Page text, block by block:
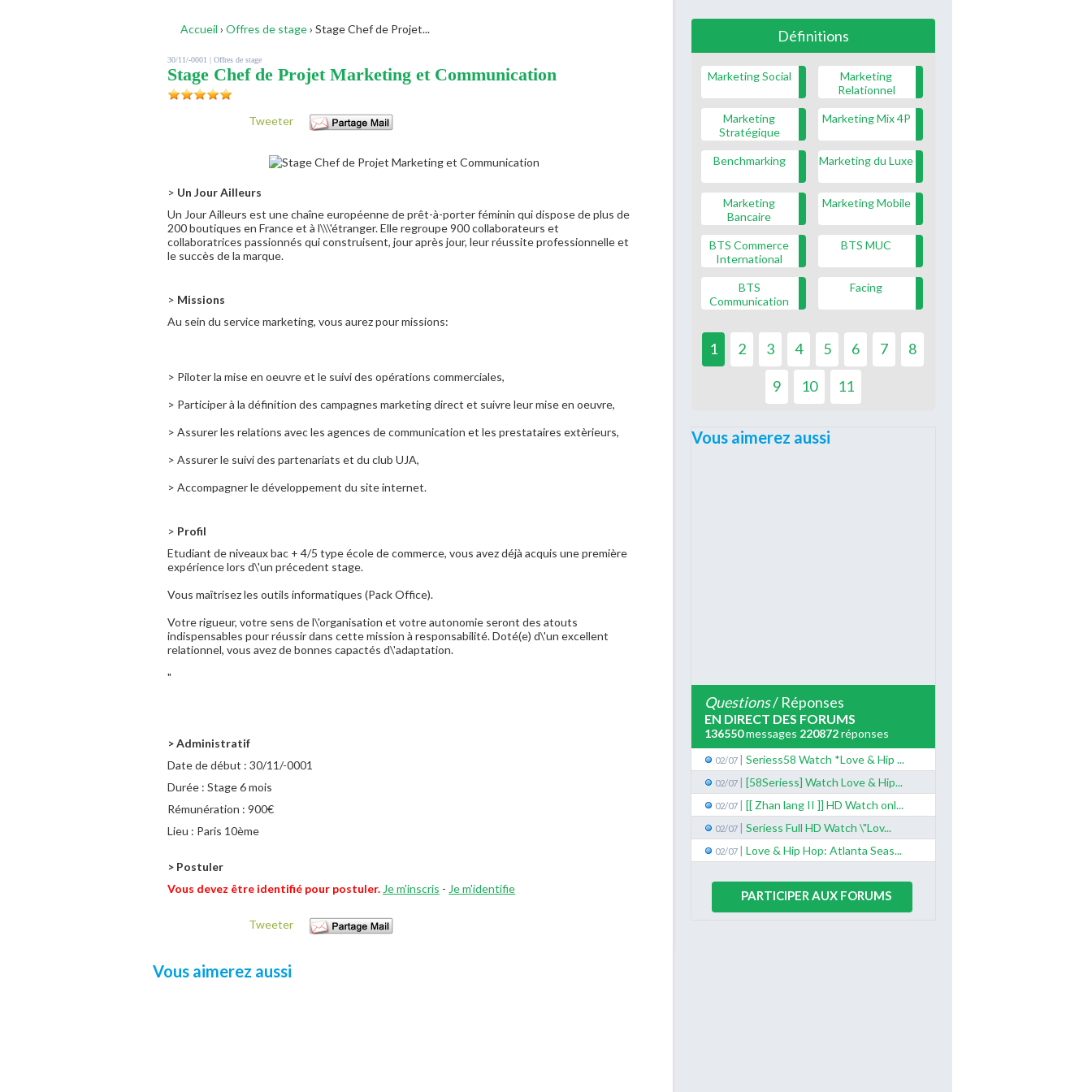
Accueil › Offres de stage› Stage Chef de Projet...
30/11/-0001 | Offres de stage
Stage Chef de Projet Marketing et Communication
Tweeter
> Un Jour Ailleurs
Un Jour Ailleurs est une chaîne européenne de prêt-à-porter féminin qui dispose de plus de
200 boutiques en France et à l\\\'étranger. Elle regroupe 900 collaborateurs et
collaboratrices passionnés qui construisent, jour après jour, leur réussite professionnelle et
le succès de la marque.
> Missions
Au sein du service marketing, vous aurez pour missions:
> Piloter la mise en oeuvre et le suivi des opérations commerciales,
> Participer à la définition des campagnes marketing direct et suivre leur mise en oeuvre,
> Assurer les relations avec les agences de communication et les prestataires extèrieurs,
> Assurer le suivi des partenariats et du club UJA,
> Accompagner le développement du site internet.
> Profil
Etudiant de niveaux bac + 4/5 type école de commerce, vous avez déjà acquis une première
expérience lors d\'un précedent stage.
Vous maîtrisez les outils informatiques (Pack Office).
Votre rigueur, votre sens de l\'organisation et votre autonomie seront des atouts
indispensables pour réussir dans cette mission à responsabilité. Doté(e) d\'un excellent
relationnel, vous avez de bonnes capactés d\'adaptation.
"
> Administratif
Date de début : 30/11/-0001
Durée : Stage 6 mois
Rémunération : 900€
Lieu : Paris 10ème
> Postuler
Vous devez être identifié pour postuler. Je m'inscris - Je m'identifie
Tweeter
Vous aimerez aussi
Définitions
Marketing Social
Marketing
Relationnel
Marketing
Stratégique
Marketing Mix 4P
Benchmarking Marketing du Luxe
Marketing
Bancaire
Marketing Mobile
BTS Commerce
International
BTS MUC
BTS
Communication
Facing
1 2 3 4 5 6 7 8
9 10 11
Vous aimerez aussi
Questions/ Réponses
EN DIRECT DES FORUMS
136550messages 220872réponses
02/07 | Seriess58 Watch *Love & Hip ...
02/07 | [58Seriess] Watch Love & Hip...
02/07 | [[ Zhan lang II ]] HD Watch onl...
02/07 | Seriess Full HD Watch \"Lov...
02/07 | Love & Hip Hop: Atlanta Seas...
PARTICIPER AUX FORUMS